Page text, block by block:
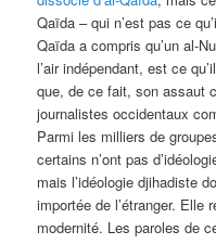
Qaïda – qui n’est pas ce
Qaïda a compris qu’un al-
l’air indépendant, est ce
que, de ce fait, son assaut
journalistes occidentaux
Parmi les milliers de
certains n’ont pas
mais l’idéologie djihadiste
importée de l’étranger. Elle
modernité. Les paroles de